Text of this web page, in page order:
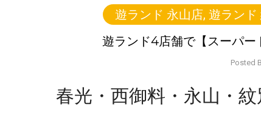
遊ランド 永山店, 遊ランド
遊ランド4店舗で【スーパ
Posted
春光・西御料・永山・